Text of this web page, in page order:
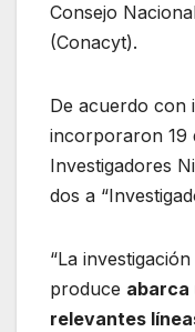
Consejo
(Conacyt).
De acuerdo con
incorporaron 19
Investigadores
dos a
“La
produce abarca
relevantes